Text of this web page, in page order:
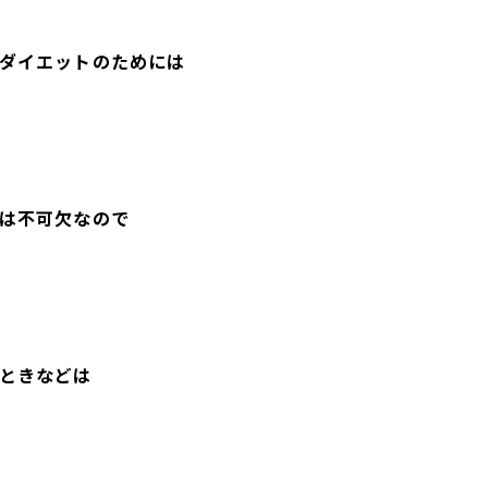
イエットのためには
不可欠なので
きなどは